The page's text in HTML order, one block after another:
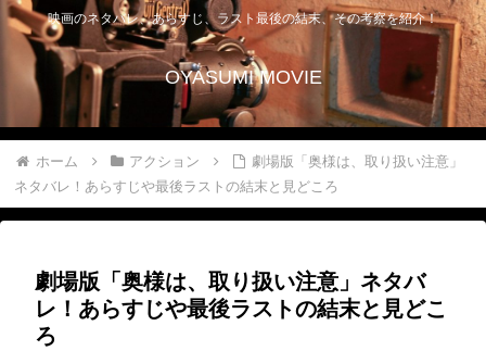
映画のネタバレ、あらすじ、ラスト最後の結末、その考察を紹介！
OYASUMI MOVIE
ホーム アクション
劇場版「奥様は、取り扱い注意」
ネタバレ！あらすじや最後ラストの結末と見どころ
劇場版「奥様は、取り扱い注意」ネタバ
レ！あらすじや最後ラストの結末と見どこ
ろ